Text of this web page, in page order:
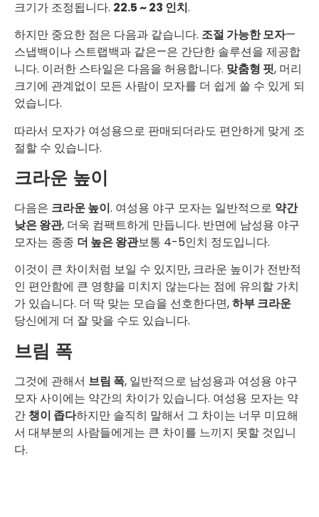
크기가 조정됩니다. 22.5 ~ 23 인치.
하지만 중요한 점은 다음과 같습니다. 조절 가능한 모자—
스냅백이나 스트랩백과 같은—은 간단한 솔루션을 제공합
니다. 이러한 스타일은 다음을 허용합니다. 맞춤형 핏, 머리
크기에 관계없이 모든 사람이 모자를 더 쉽게 쓸 수 있게 되
었습니다.
따라서 모자가 여성용으로 판매되더라도 편안하게 맞게 조
절할 수 있습니다.
크라운 높이
다음은 크라운 높이. 여성용 야구 모자는 일반적으로 약간
낮은 왕관, 더욱 컴팩트하게 만듭니다. 반면에 남성용 야구
모자는 종종 더 높은 왕관보통 4-5인치 정도입니다.
이것이 큰 차이처럼 보일 수 있지만, 크라운 높이가 전반적
인 편안함에 큰 영향을 미치지 않는다는 점에 유의할 가치
가 있습니다. 더 딱 맞는 모습을 선호한다면,하부 크라운
당신에게 더 잘 맞을 수도 있습니다.
브림 폭
그것에 관해서 브림 폭, 일반적으로 남성용과 여성용 야구
모자 사이에는 약간의 차이가 있습니다. 여성용 모자는 약
간챙이 좁다하지만 솔직히 말해서 그 차이는 너무 미묘해
서 대부분의 사람들에게는 큰 차이를 느끼지 못할 것입니
다.